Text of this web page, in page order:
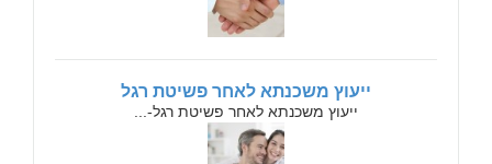
ייעוץ משכנתא לאחר פשיטת רגל
ייעוץ משכנתא לאחר פשיטת רגל-...